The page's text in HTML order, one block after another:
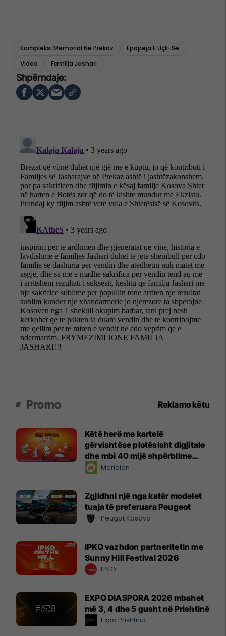
Kompleksi Memorial Në Prekaz
Epopeja E Uçk-Së
Video
Familja Jashari
Promo Reklamo këtu
Këtë herë me kartelë
gërvishtëse plotësisht digjitale
dhe mbi 40 mijë shpërblime
instant!Meridian
Zgjidhni një nga katër modelet
tuaja të preferuara Peugeot
Peugot Kosova
IPKO vazhdon partneritetin me
Sunny Hill Festival 2026
IPKO
EXPO DIASPORA 2026 mbahet
më 3, 4 dhe 5 gusht në Prishtinë
Expo Prishtina